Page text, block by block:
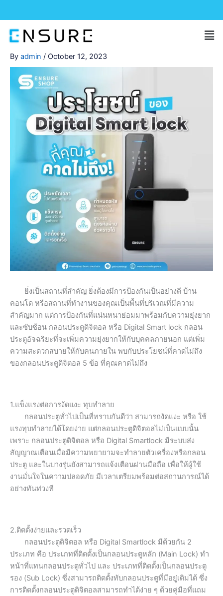
content
By admin / October 12, 2023
ยิ่งเป็นสถานที่สำคัญ ยิ่งต้องมีการป้องกันเป็นอย่างดี บ้าน
คอนโด หรือสถานที่ทำงานของคุณเป็นพื้นที่บริเวณที่มีความ
สำคัญมาก แต่การป้องกันที่แน่นหนาย่อมมาพร้อมกับความยุ่งยาก
และซับซ้อน กลอนประตูดิจิตอล หรือ Digital Smart lock กลอน
ประตูอัจฉริยะที่จะเพิ่มความยุ่งยากให้กับบุคคลภายนอก แต่เพิ่ม
ความสะดวกสบายให้กับคนภายใน พบกับประโยชน์ที่คาดไม่ถึง
ของกลอนประตูดิจิตอล 5 ข้อ ที่คุณคาดไม่ถึง
1.แข็งแรงต่อการงัดแงะ ทุบทำลาย
กลอนประตูทั่วไปเป็นที่ทราบกันดีว่า สามารถงัดแงะ หรือ ใช้
แรงทุบทำลายได้โดยง่าย แต่กลอนประตูดิจิตอลไม่เป็นแบบนั้น
เพราะ กลอนประตูดิจิตอล หรือ Digital Smartlock มีระบบส่ง
สัญญาณเตือนเมื่อมีความพยายามจะทำลายตัวเครื่องหรือกลอน
ประตู และในบางรุ่นยังสามารถแจ้งเตือนผ่านมือถือ เพื่อให้ผู้ใช้
งานมั่นใจในความปลอดภัย มีเวลาเตรียมพร้อมต่อสถานการณ์ได้
อย่างทันท่วงที
2.ติดตั้งง่ายและรวดเร็ว
กลอนประตูดิจิตอล หรือ Digital Smartlock มีด้วยกัน 2
ประเภท คือ ประเภทที่ติดตั้งเป็นกลอนประตูหลัก (Main Lock) ทำ
หน้าที่แทนกลอนประตูทั่วไป และ ประเภทที่ติดตั้งเป็นกลอนประตู
รอง (Sub Lock) ซึ่งสามารถติดตั้งทับกลอนประตูที่มีอยู่เดิมได้ ซึ่ง
การติดตั้งกลอนประตูดิจิตอลสามารถทำได้ง่าย ๆ ด้วยคู่มือที่แถม